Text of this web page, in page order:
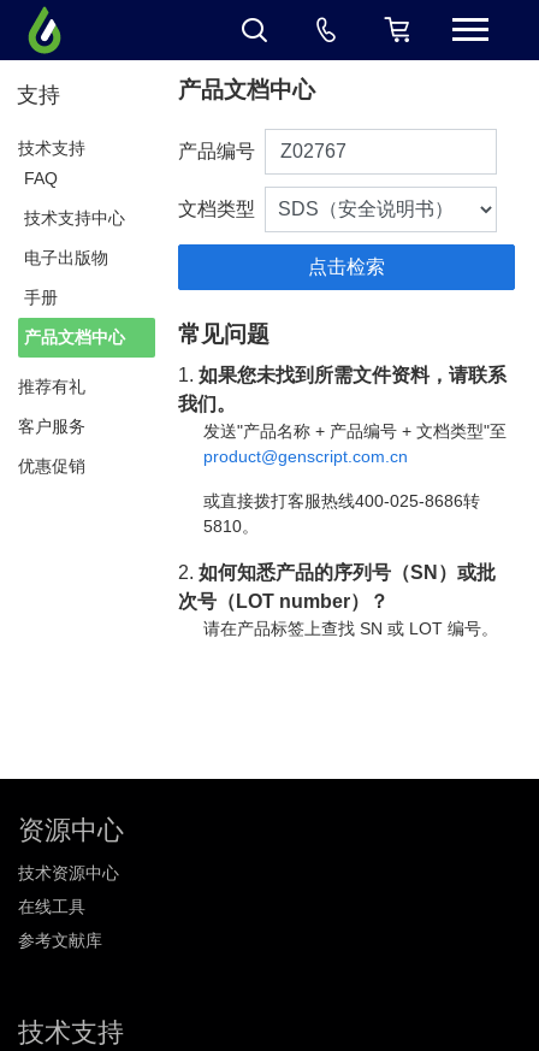
支持
技术支持
FAQ
技术支持中心
电子出版物
手册
产品文档中心
推荐有礼
客户服务
优惠促销
产品文档中心
产品编号
文档类型
常见问题
1.如果您未找到所需文件资料，请联系
我们。
发送"产品名称 + 产品编号 + 文档类型"至
product@genscript.com.cn
或直接拨打客服热线400-025-8686转
5810。
2.如何知悉产品的序列号（SN）或批
次号（LOT number）？
请在产品标签上查找 SN 或 LOT 编号。
资源中心
技术资源中心
在线工具
参考文献库
技术支持